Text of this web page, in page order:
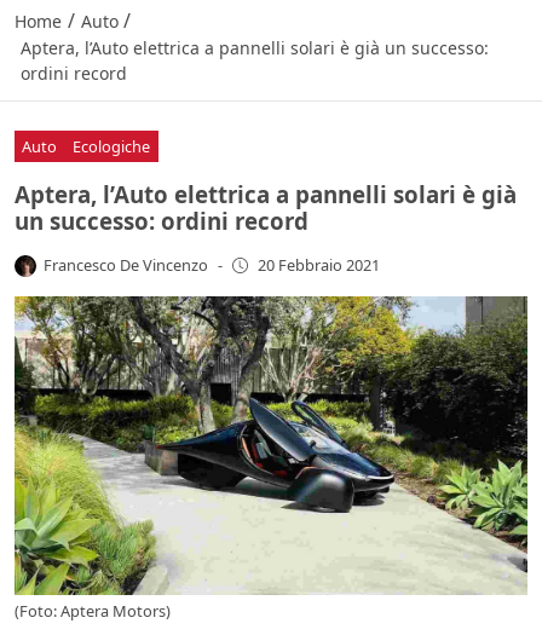
Home / Auto /
Aptera, l’Auto elettrica a pannelli solari è già un successo:
ordini record
Auto Ecologiche
Aptera, l’Auto elettrica a pannelli solari è già
un successo: ordini record
Francesco De Vincenzo - 20 Febbraio 2021
(Foto: Aptera Motors)